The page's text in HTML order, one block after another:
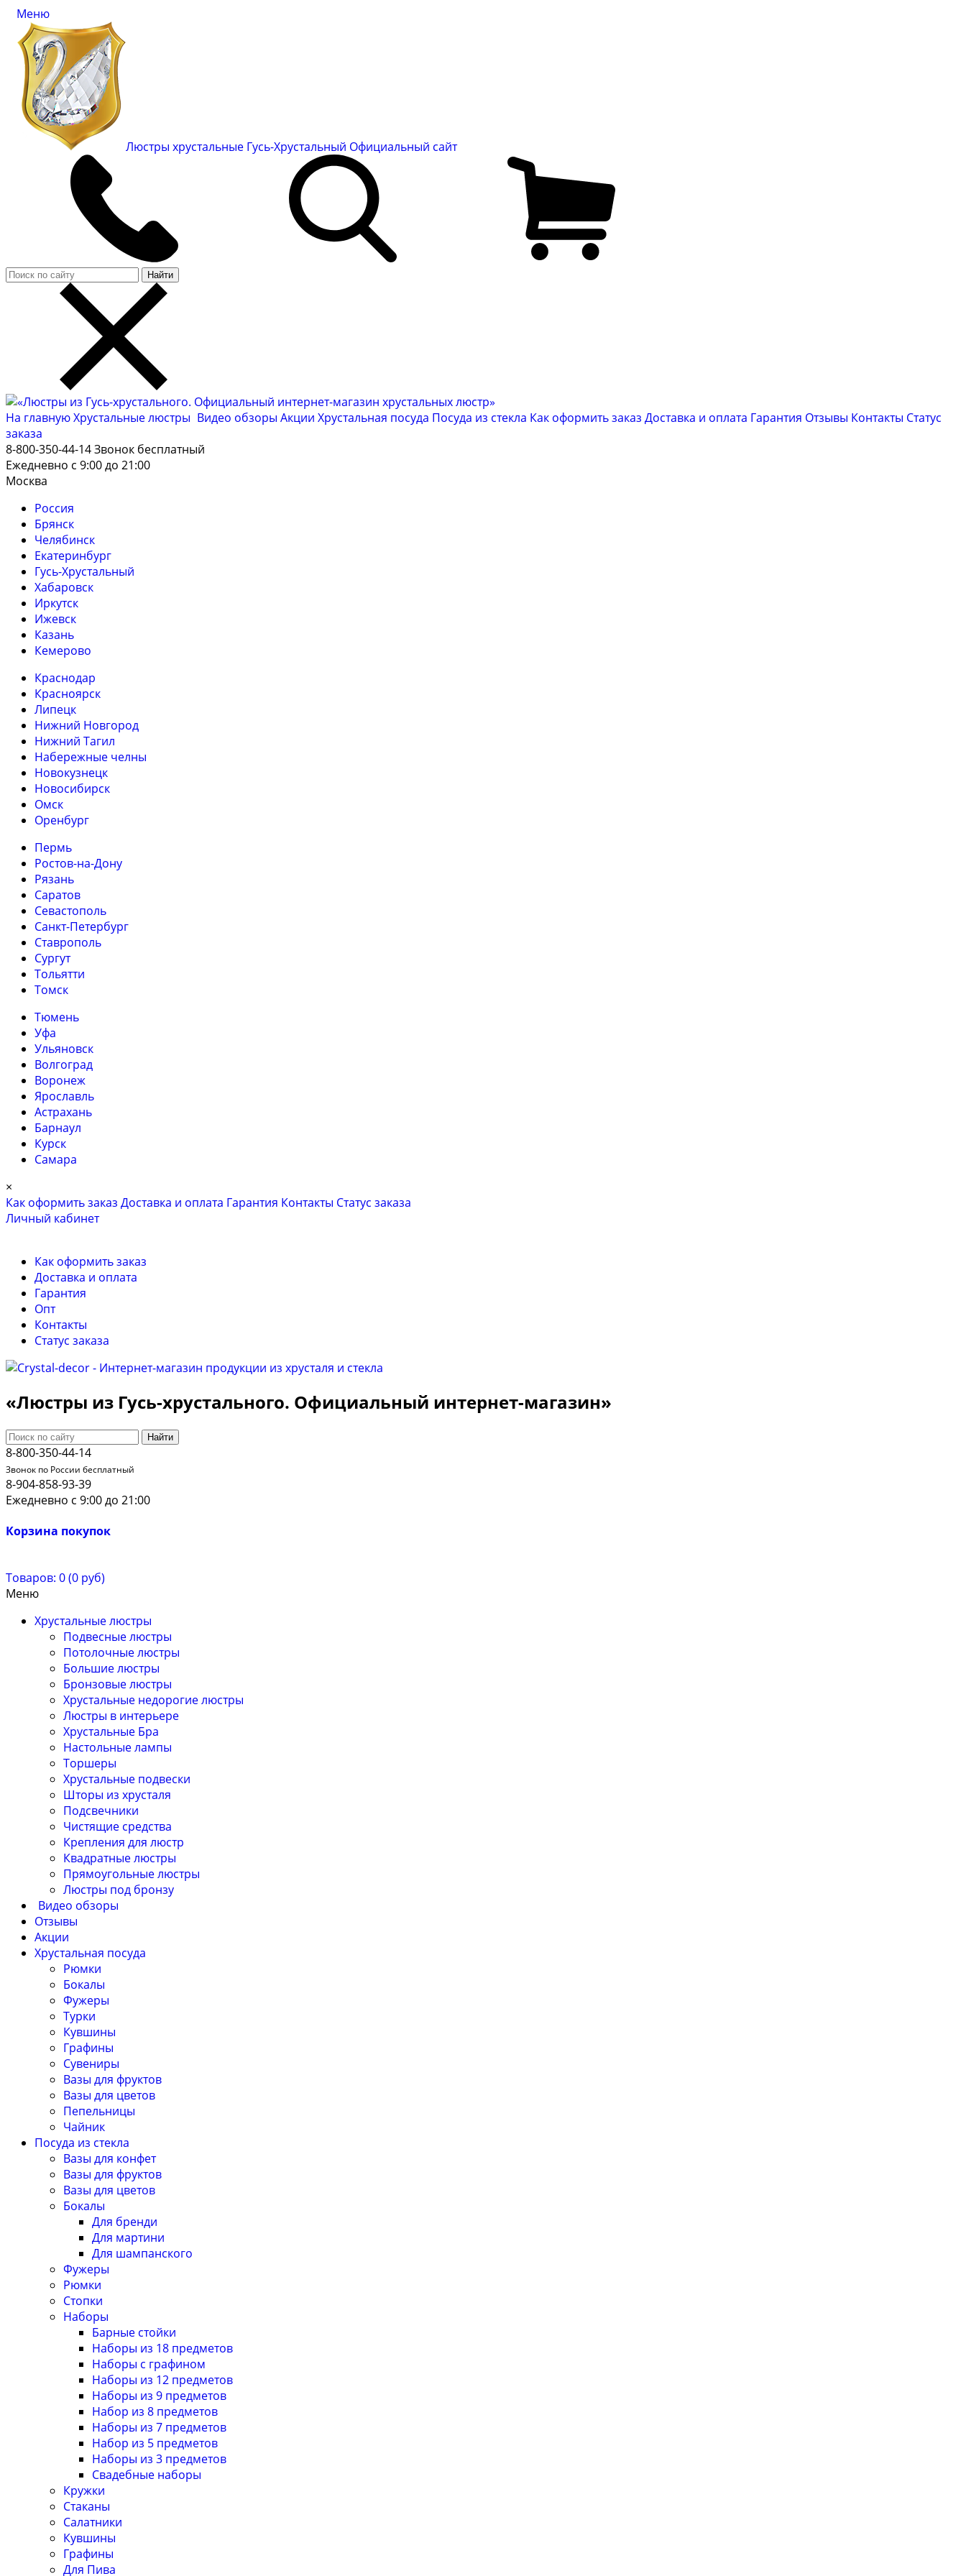
Меню
Люстры хрустальные Гусь-Хрустальный Официальный сайт
Найти
На главнуюХрустальные люстры Видео обзоры Акции Хрустальная посуда Посуда из стекла Как оформить заказ Доставка и оплата Гарантия Отзывы Контакты Cтатус
заказа
8-800-350-44-14Звонок бесплатный
Ежедневно с 9:00 до 21:00
Москва
Россия
Брянск
Челябинск
Екатеринбург
Гусь-Хрустальный
Хабаровск
Иркутск
Ижевск
Казань
Кемерово
Краснодар
Красноярск
Липецк
Нижний Новгород
Нижний Тагил
Набережные челны
Новокузнецк
Новосибирск
Омск
Оренбург
Пермь
Ростов-на-Дону
Рязань
Саратов
Севастополь
Санкт-Петербург
Ставрополь
Сургут
Тольятти
Томск
Тюмень
Уфа
Ульяновск
Волгоград
Воронеж
Ярославль
Астрахань
Барнаул
Курск
Самара
×
Как оформить заказ Доставка и оплата Гарантия Контакты Cтатус заказа
Личный кабинет
Как оформить заказ
Доставка и оплата
Гарантия
Опт
Контакты
Cтатус заказа
«Люстры из Гусь-хрустального. Официальный интернет-магазин»
Найти
8-800-350-44-14
Звонок по России бесплатный
8-904-858-93-39
Ежедневно с 9:00 до 21:00
Корзина покупок
Товаров: 0 (0 руб)
Меню
Хрустальные люстры
Подвесные люстры
Потолочные люстры
Большие люстры
Бронзовые люстры
Хрустальные недорогие люстры
Люстры в интерьере
Хрустальные Бра
Настольные лампы
Торшеры
Хрустальные подвески
Шторы из хрусталя
Подсвечники
Чистящие средства
Крепления для люстр
Квадратные люстры
Прямоугольные люстры
Люстры под бронзу
Видео обзоры
Отзывы
Акции
Хрустальная посуда
Рюмки
Бокалы
Фужеры
Турки
Кувшины
Графины
Сувениры
Вазы для фруктов
Вазы для цветов
Пепельницы
Чайник
Посуда из стекла
Вазы для конфет
Вазы для фруктов
Вазы для цветов
Бокалы
Для бренди
Для мартини
Для шампанского
Фужеры
Рюмки
Стопки
Наборы
Барные стойки
Наборы из 18 предметов
Наборы с графином
Наборы из 12 предметов
Наборы из 9 предметов
Набор из 8 предметов
Наборы из 7 предметов
Набор из 5 предметов
Наборы из 3 предметов
Свадебные наборы
Кружки
Стаканы
Салатники
Кувшины
Графины
Для Пива